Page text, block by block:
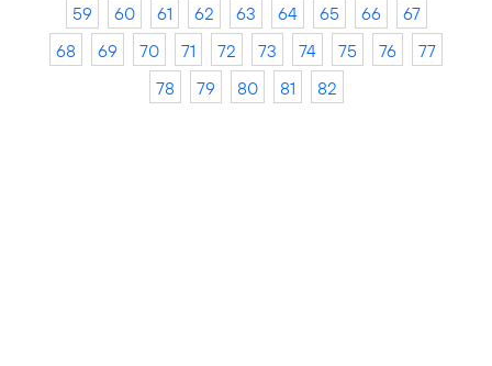
59
60 61 62 63 64 65 66
67
68
69 70 71 72 73 74 75 76
77
78
79 80 81 82